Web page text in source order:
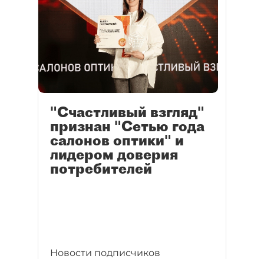
"Счастливый взгляд"
признан "Сетью года
салонов оптики" и
лидером доверия
потребителей
Новости подписчиков